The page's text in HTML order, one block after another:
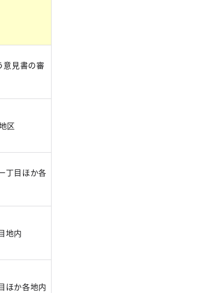
意見書の審
区
丁目ほか各
地内
ほか各地内